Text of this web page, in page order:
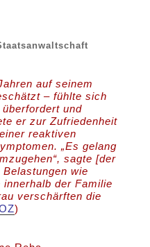
auf seinem
– fühlte sich
und
er zur Zufriedenheit
reaktiven
„Es gelang
sagte [der
wie
der Familie
verschärften die
)